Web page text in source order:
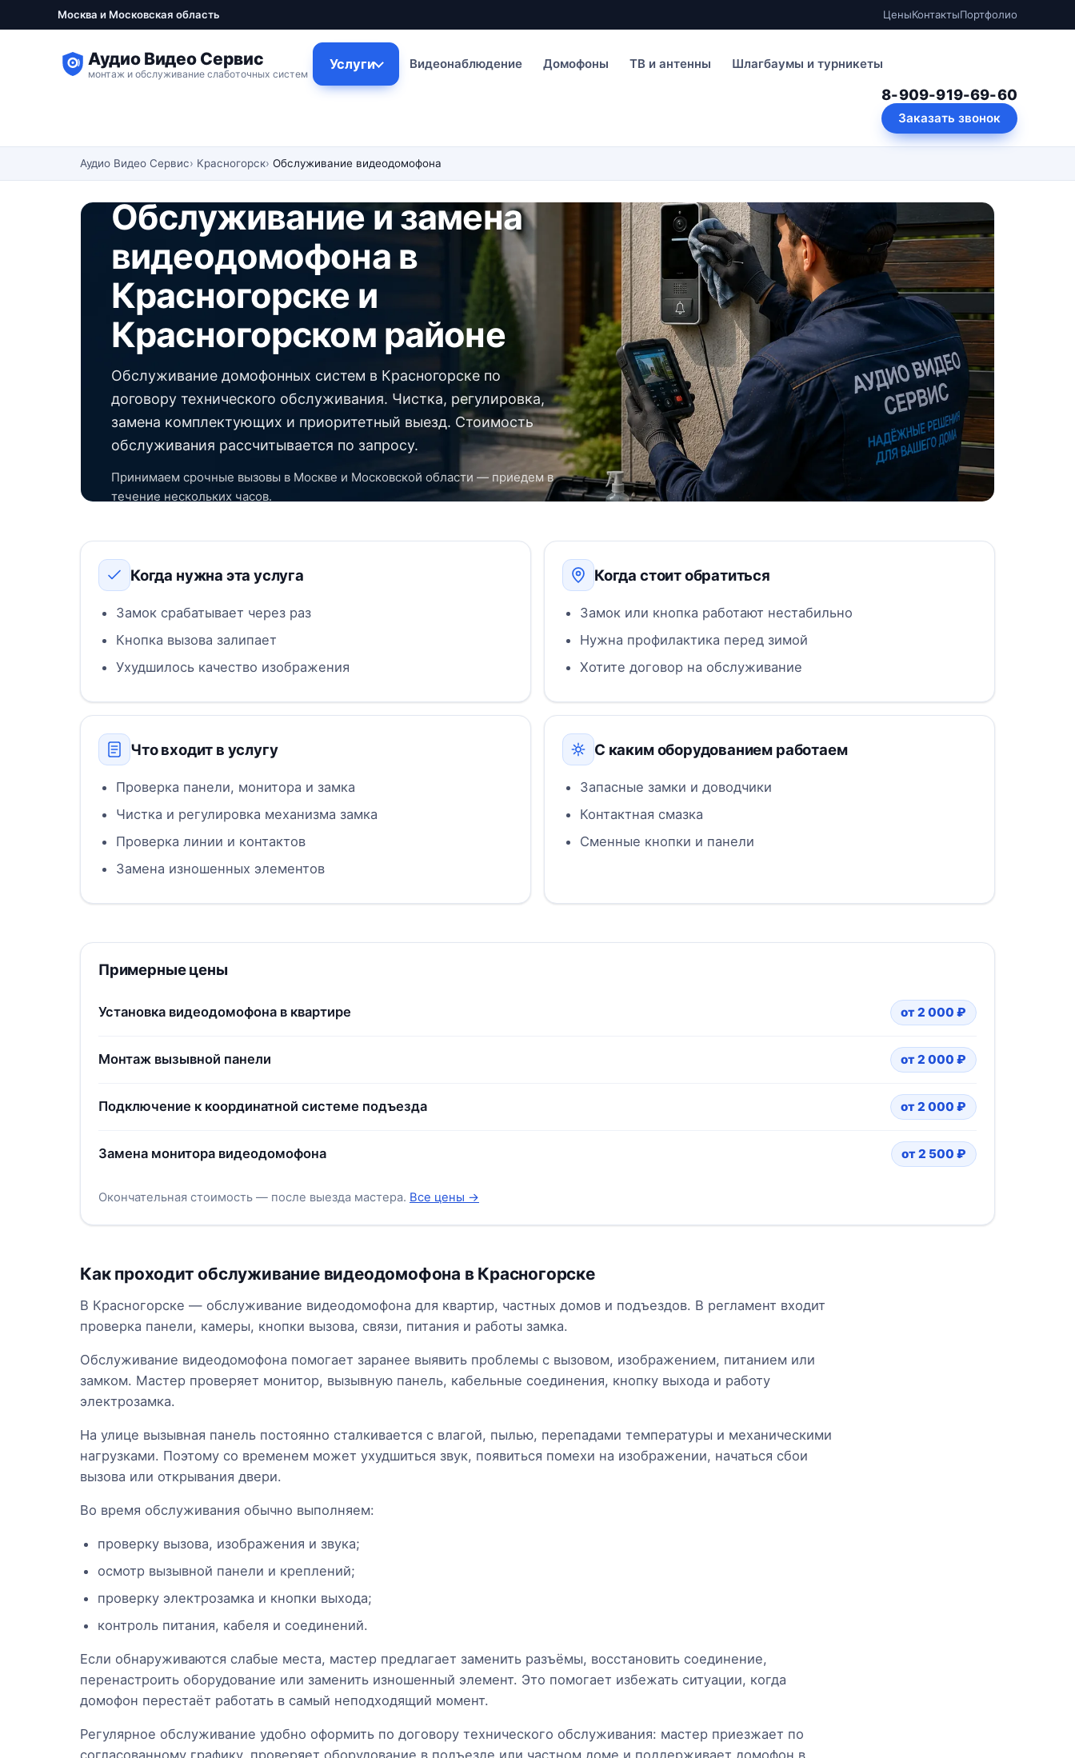
Москва и Московская область ЦеныКонтактыПортфолио
Аудио Видео Сервис
монтаж и обслуживание слаботочных систем
Услуги Видеонаблюдение Домофоны ТВ и антенны Шлагбаумы и турникеты
8-909-919-69-60
Заказать звонок
Аудио Видео Сервис Красногорск Обслуживание видеодомофона
Обслуживание и замена
видеодомофона в
Красногорске и
Красногорском районе
Обслуживание домофонных систем в Красногорске по
договору технического обслуживания. Чистка, регулировка,
замена комплектующих и приоритетный выезд. Стоимость
обслуживания рассчитывается по запросу.
Принимаем срочные вызовы в Москве и Московской области — приедем в
течение нескольких часов.
Когда нужна эта услуга
Замок срабатывает через раз
Кнопка вызова залипает
Ухудшилось качество изображения
Когда стоит обратиться
Замок или кнопка работают нестабильно
Нужна профилактика перед зимой
Хотите договор на обслуживание
Что входит в услугу
Проверка панели, монитора и замка
Чистка и регулировка механизма замка
Проверка линии и контактов
Замена изношенных элементов
С каким оборудованием работаем
Запасные замки и доводчики
Контактная смазка
Сменные кнопки и панели
Примерные цены
Установка видеодомофона в квартире от 2 000 ₽
Монтаж вызывной панели от 2 000 ₽
Подключение к координатной системе подъезда от 2 000 ₽
Замена монитора видеодомофона от 2 500 ₽
Окончательная стоимость — после выезда мастера. Все цены →
Как проходит обслуживание видеодомофона в Красногорске
В Красногорске — обслуживание видеодомофона для квартир, частных домов и подъездов. В регламент входит
проверка панели, камеры, кнопки вызова, связи, питания и работы замка.
Обслуживание видеодомофона помогает заранее выявить проблемы с вызовом, изображением, питанием или
замком. Мастер проверяет монитор, вызывную панель, кабельные соединения, кнопку выхода и работу
электрозамка.
На улице вызывная панель постоянно сталкивается с влагой, пылью, перепадами температуры и механическими
нагрузками. Поэтому со временем может ухудшиться звук, появиться помехи на изображении, начаться сбои
вызова или открывания двери.
Во время обслуживания обычно выполняем:
проверку вызова, изображения и звука;
осмотр вызывной панели и креплений;
проверку электрозамка и кнопки выхода;
контроль питания, кабеля и соединений.
Если обнаруживаются слабые места, мастер предлагает заменить разъёмы, восстановить соединение,
перенастроить оборудование или заменить изношенный элемент. Это помогает избежать ситуации, когда
домофон перестаёт работать в самый неподходящий момент.
Регулярное обслуживание удобно оформить по договору технического обслуживания: мастер приезжает по